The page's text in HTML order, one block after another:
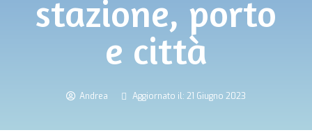
stazione, porto
e città
Andrea Aggiornato il: 21 Giugno 2023